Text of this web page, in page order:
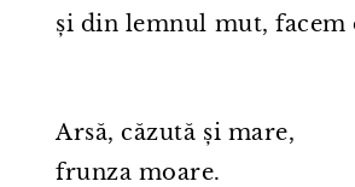
și din lemnul mut, facem
Arsă, căzută și mare,
frunza moare.